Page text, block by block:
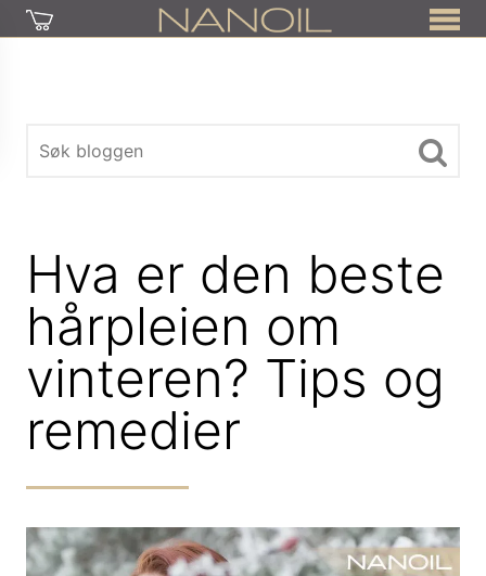
Hva er den beste
hårpleien om
vinteren? Tips og
remedier